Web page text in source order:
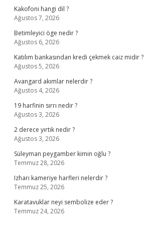
Kakofoni hangi dil ?
Ağustos 7, 2026
Betimleyici öge nedir ?
Ağustos 6, 2026
Katılım bankasından kredi çekmek caiz midir ?
Ağustos 5, 2026
Avangard akımlar nelerdir ?
Ağustos 4, 2026
19 harfinin sırrı nedir ?
Ağustos 3, 2026
2 derece yırtık nedir ?
Ağustos 3, 2026
Süleyman peygamber kimin oğlu ?
Temmuz 28, 2026
Izharı kameriye harfleri nelerdir ?
Temmuz 25, 2026
Karatavuklar neyi sembolize eder ?
Temmuz 24, 2026